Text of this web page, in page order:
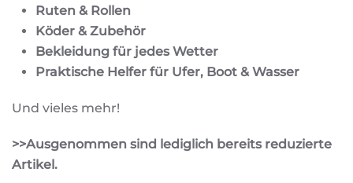
Ruten & Rollen
Köder & Zubehör
Bekleidung für jedes Wetter
Praktische Helfer für Ufer, Boot & Wasser
Und vieles mehr!
>>Ausgenommen sind lediglich bereits reduzierte
Artikel.